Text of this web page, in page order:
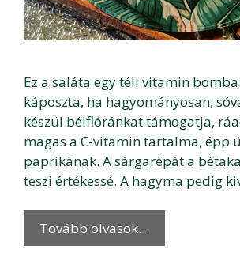
Ez a saláta egy téli vitamin
káposzta, ha hagyományosan,
készül bélflóránkat támogatja,
magas a C-vitamin tartalma, épp
paprikának. A sárgarépát a
teszi értékessé. A hagyma pedig
Tovább olvasok…